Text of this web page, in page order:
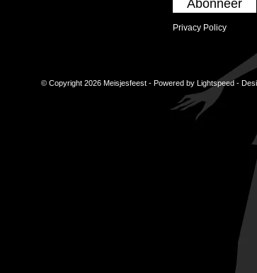
Abonneer
Privacy Policy
© Copyright 2026 Meisjesfeest - Powered by Lightspeed-